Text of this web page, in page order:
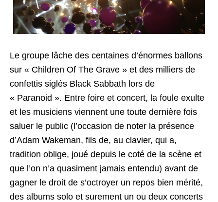
Le groupe lâche des centaines d’énormes ballons
sur « Children Of The Grave » et des milliers de
confettis siglés Black Sabbath lors de
« Paranoid ». Entre foire et concert, la foule exulte
et les musiciens viennent une toute dernière fois
saluer le public (l’occasion de noter la présence
d’Adam Wakeman, fils de, au clavier, qui a,
tradition oblige, joué depuis le coté de la scène et
que l’on n’a quasiment jamais entendu) avant de
gagner le droit de s’octroyer un repos bien mérité,
des albums solo et surement un ou deux concerts